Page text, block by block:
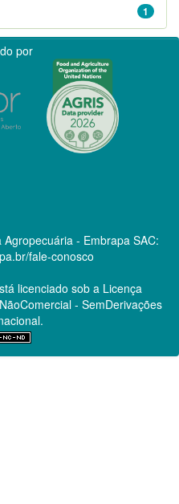
1
por
- Embrapa SAC:
fale-conosco
licenciado sob a Licença
- SemDerivações